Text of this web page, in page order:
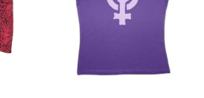
diverses
variants.
opcions